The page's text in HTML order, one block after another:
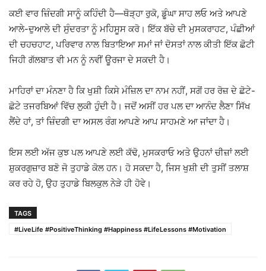
ਕਈ ਵਾਰ ਜ਼ਿੰਦਗੀ ਸਾਨੂੰ ਕਹਿੰਦੀ ਹੈ—ਥੋੜ੍ਹਾ ਰੁਕੋ, ਡੂੰਘਾ ਸਾਹ ਲਓ ਅਤੇ ਆਪਣੇ
ਆਲੇ-ਦੁਆਲੇ ਦੀ ਸੁੰਦਰਤਾ ਨੂੰ ਮਹਿਸੂਸ ਕਰੋ। ਇੱਕ ਬੱਚੇ ਦੀ ਮੁਸਕਰਾਹਟ, ਪੰਛੀਆਂ
ਦੀ ਚਹਚਹਾਟ, ਪਰਿਵਾਰ ਨਾਲ ਬਿਤਾਇਆ ਸਮਾਂ ਜਾਂ ਦੋਸਤਾਂ ਨਾਲ ਕੀਤੀ ਇੱਕ ਛੋਟੀ
ਜਿਹੀ ਗੱਲਬਾਤ ਵੀ ਮਨ ਨੂੰ ਨਵੀਂ ਊਰਜਾ ਦੇ ਸਕਦੀ ਹੈ।
ਮਾਹਿਰਾਂ ਦਾ ਮੰਨਣਾ ਹੈ ਕਿ ਖੁਸ਼ੀ ਕਿਸੇ ਮੰਜ਼ਿਲ ਦਾ ਨਾਮ ਨਹੀਂ, ਸਗੋਂ ਹਰ ਰੋਜ਼ ਦੇ ਛੋਟੇ-
ਛੋਟੇ ਤਜਰਬਿਆਂ ਵਿੱਚ ਲੁਕੀ ਹੁੰਦੀ ਹੈ। ਜਦੋਂ ਅਸੀਂ ਹਰ ਪਲ ਦਾ ਆਨੰਦ ਲੈਣਾ ਸਿੱਖ
ਲੈਂਦੇ ਹਾਂ, ਤਾਂ ਜ਼ਿੰਦਗੀ ਦਾ ਅਸਲ ਰੰਗ ਆਪਣੇ ਆਪ ਸਾਹਮਣੇ ਆ ਜਾਂਦਾ ਹੈ।
ਇਸ ਲਈ ਅੱਜ ਕੁਝ ਪਲ ਆਪਣੇ ਲਈ ਕੱਢੋ, ਮੁਸਕਰਾਓ ਅਤੇ ਉਹਨਾਂ ਚੀਜ਼ਾਂ ਲਈ
ਸ਼ੁਕਰਗੁਜ਼ਾਰ ਬਣੋ ਜੋ ਤੁਹਾਡੇ ਕੋਲ ਹਨ। ਹੋ ਸਕਦਾ ਹੈ, ਜਿਸ ਖੁਸ਼ੀ ਦੀ ਤੁਸੀਂ ਤਲਾਸ਼
ਕਰ ਰਹੇ ਹੋ, ਉਹ ਤੁਹਾਡੇ ਬਿਲਕੁਲ ਨੇੜੇ ਹੀ ਹੋਵੇ।
TAGS
#LiveLife #PositiveThinking #Happiness #LifeLessons #Motivation